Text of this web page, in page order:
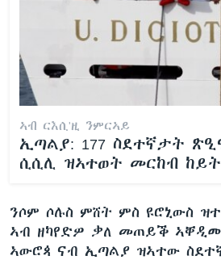
ኣብ ርእሲ'ዚ ንምርኣይ
ኢጣልያ: 177 ስደተኛታት
ሲሲሊ ዝኣተወት መርከብ
ንሶም ሶሉስ ምሸት ምስ ዩሮኒውስ
ኣብ ዘካየድዎ ቃለ መጠይቕ
ኣውሮጳ ናብ ኢጣልያ ዝኣተው